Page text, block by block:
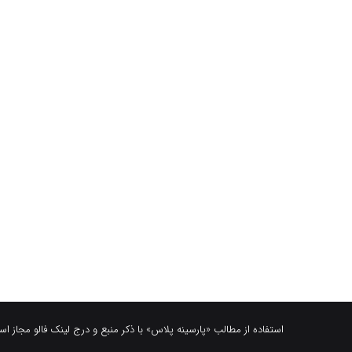
استفاده از مطالب «پارسینه پلاس» با ذکر منبع و درج لینک فالو مجاز